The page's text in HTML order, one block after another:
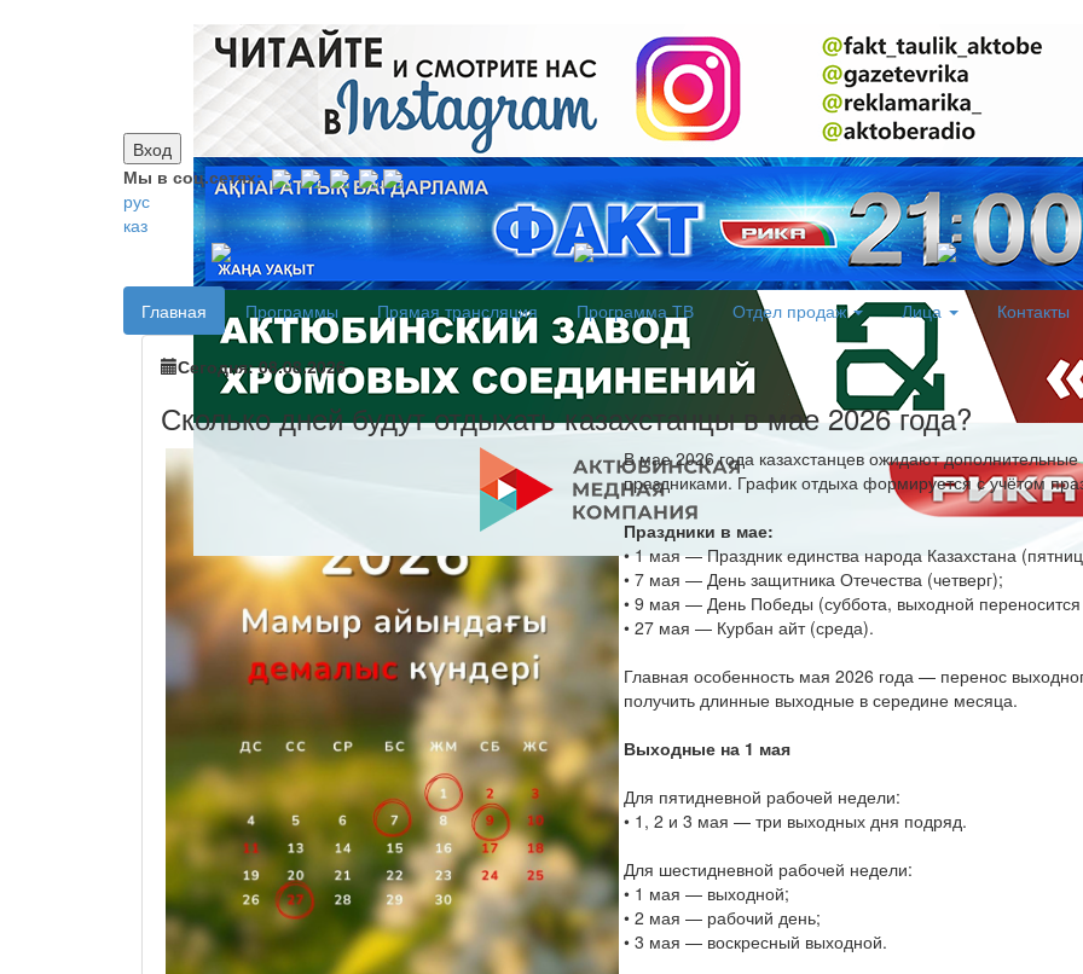
Вход
Мы в соц.сетях:
рус
каз
Главная Программы Прямая трансляция Программа ТВ Отдел продаж Лица Контакты
Сегодня: 08.08.2026
Сколько дней будут отдыхать казахстанцы в мае 2026 года?
В мае 2026 года казахстанцев ожидают
праздниками. График отдыха формируется с учётом
Праздники в мае:
• 1 мая — Праздник единства народа Казахстана
• 7 мая — День защитника Отечества (четверг);
• 9 мая — День Победы (суббота, выходной
• 27 мая — Курбан айт (среда).
Главная особенность мая 2026 года — перенос
получить длинные выходные в середине месяца.
Выходные на 1 мая
Для пятидневной рабочей недели:
• 1, 2 и 3 мая — три выходных дня подряд.
Для шестидневной рабочей недели:
• 1 мая — выходной;
• 2 мая — рабочий день;
• 3 мая — воскресный выходной.